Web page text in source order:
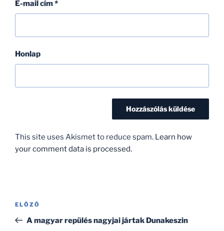
E-mail cím*
Honlap
This site uses Akismet to reduce spam. Learn how
your comment data is processed.
Bejegyzés
Korábbi
bejegyzés
ELŐZŐ
A magyar repülés nagyjai jártak Dunakeszin